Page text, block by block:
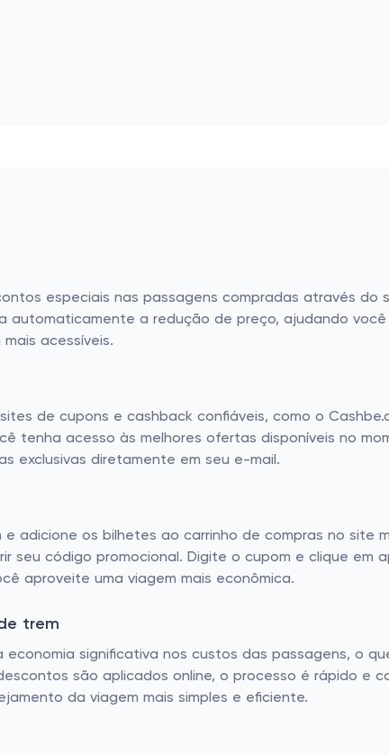
especiais nas passagens compradas através do
a redução de preço, ajudando você
acessíveis.
de cupons e cashback confiáveis, como o
acesso às melhores ofertas disponíveis no
exclusivas diretamente em seu e-mail.
adicione os bilhetes ao carrinho de compras no site
seu código promocional. Digite o cupom e clique em
aproveite uma viagem mais econômica.
trem
significativa nos custos das passagens, o
são aplicados online, o processo é rápido e
da viagem mais simples e eficiente.